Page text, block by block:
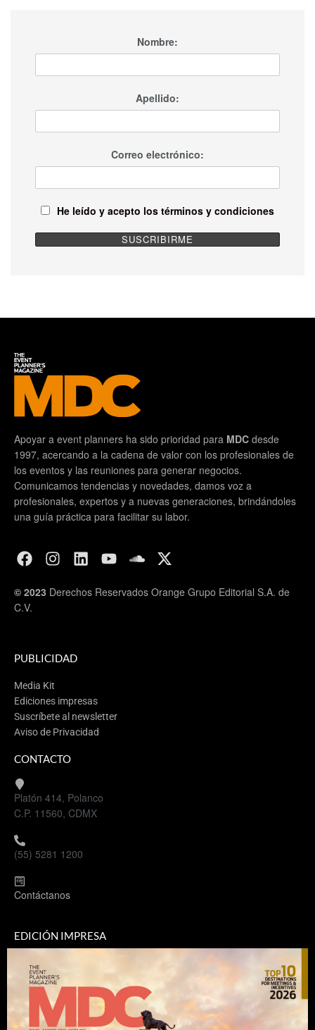
Nombre:
Apellido:
Correo electrónico:
He leído y acepto los términos y condiciones
Apoyar a event planners ha sido prioridad para MDC desde
1997, acercando a la cadena de valor con los profesionales de
los eventos y las reuniones para generar negocios.
Comunicamos tendencias y novedades, damos voz a
profesionales, expertos y a nuevas generaciones, brindándoles
una guía práctica para facilitar su labor.
© 2023 Derechos Reservados Orange Grupo Editorial S.A. de
C.V.
PUBLICIDAD
Media Kit
Ediciones impresas
Suscríbete al newsletter
Aviso de Privacidad
CONTACTO
Platón 414, Polanco
C.P. 11560, CDMX
(55) 5281 1200
Contáctanos
EDICIÓN IMPRESA